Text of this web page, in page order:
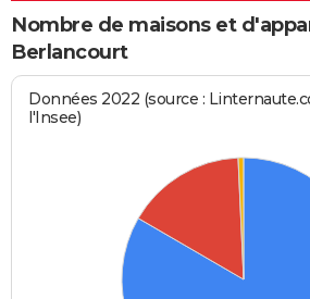
Nombre de maisons et
Berlancourt
Données 2022 (source :
l'Insee)